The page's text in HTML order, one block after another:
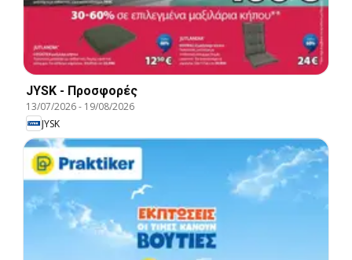
JYSK - Προσφορές
13/07/2026- 19/08/2026
JYSK